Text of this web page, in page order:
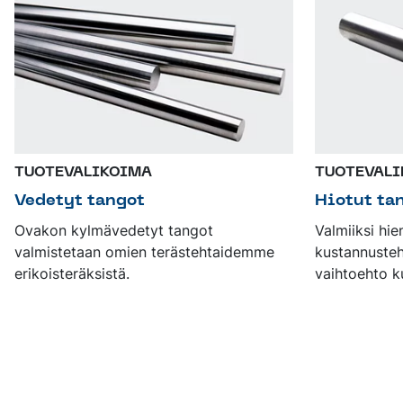
TUOTEVALIKOIMA
Vedetyt tangot
Ovakon kylmävedetyt tangot
valmistetaan omien terästehtaidemme
erikoisteräksistä.
Hiotut
Valmiiksi
vaihtoehto